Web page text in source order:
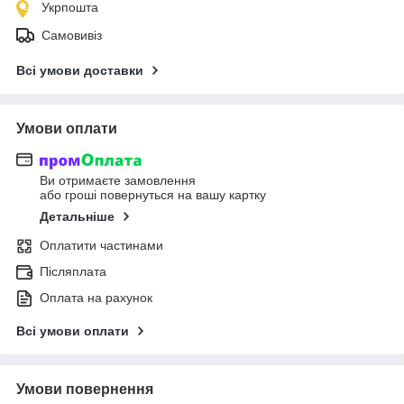
Укрпошта
Самовивіз
Всі умови доставки
Умови оплати
Ви отримаєте замовлення
або гроші повернуться на вашу картку
Детальніше
Оплатити частинами
Післяплата
Оплата на рахунок
Всі умови оплати
Умови повернення